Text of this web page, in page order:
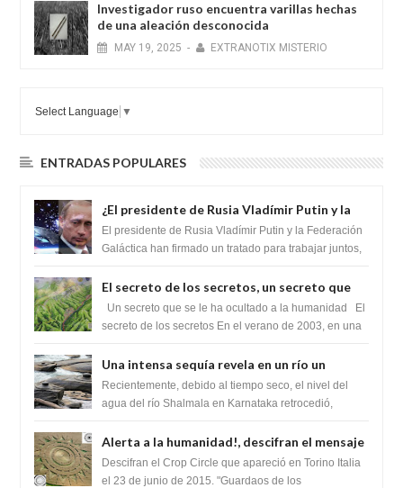
Investigador ruso encuentra varillas hechas
de una aleación desconocida
MAY 19, 2025 - EXTRANOTIX MISTERIO
Select Language ▼
ENTRADAS POPULARES
¿El presidente de Rusia Vladímir Putin y la
Federación Galactica han firmado un
tratado para acabar con los Sionistas?
El presidente de Rusia Vladímir Putin y la Federación
Galáctica han firmado un tratado para trabajar juntos,
El secreto de los secretos, un secreto que
cambiaría por completo el destino de la
humanidad
Un secreto que se le ha ocultado a la humanidad El
secreto de los secretos En el verano de 2003, en una
Una intensa sequía revela en un río un
impresionante hallazgo de miles de Shiva
Lingas
Recientemente, debido al tiempo seco, el nivel del
agua del río Shalmala en Karnataka retrocedió,
Alerta a la humanidad!, descifran el mensaje
del Crop Circle de Torino ,Italia
Descifran el Crop Circle que apareció en Torino Italia
el 23 de junio de 2015. "Guardaos de los